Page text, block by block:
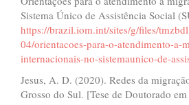
Sistema Único de Assistência Social
https://brazil.iom.int/sites/g/files/
04/orientacoes-para-o-atendimento-a-
internacionais-no-sistemaunico-de-
Jesus, A. D. (2020). Redes da
Grosso do Sul. [Tese de Doutorado